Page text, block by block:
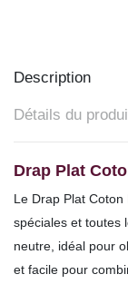
Description
Détails du
Drap Plat
Le Drap Plat Coton
spéciales et toutes
neutre, idéal pour
et facile pour